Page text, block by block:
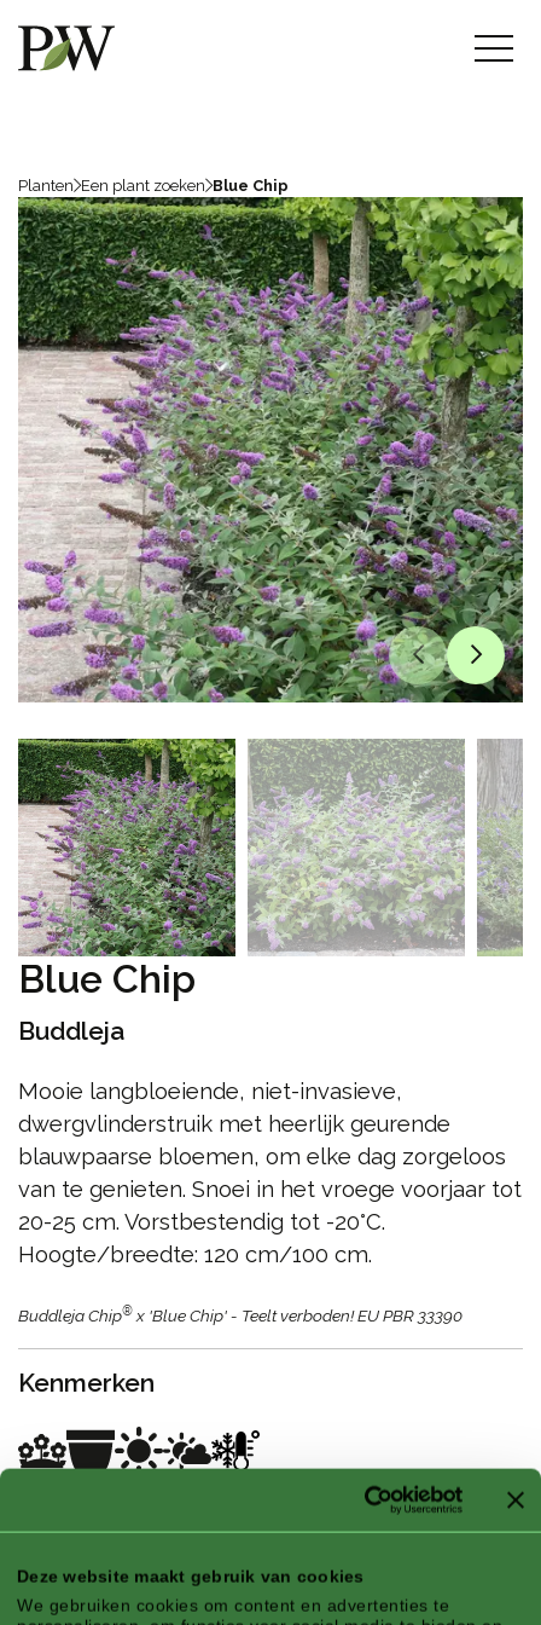
Deze website maakt gebruik van cookies
We gebruiken cookies om content en advertenties te
Planten Een plant zoeken Blue Chip
Blue Chip
Buddleja
Mooie langbloeiende, niet-invasieve,
dwergvlinderstruik met heerlijk geurende
blauwpaarse bloemen, om elke dag zorgeloos
van te genieten. Snoei in het vroege voorjaar tot
20-25 cm. Vorstbestendig tot -20°C.
Hoogte/breedte: 120 cm/100 cm.
Buddleja Chip® x 'Blue Chip' - Teelt verboden! EU PBR 33390
Kenmerken
Klimaatzone:Zeeklimaat, Landklimaat,
Seizoen:
Zomer, Herfst